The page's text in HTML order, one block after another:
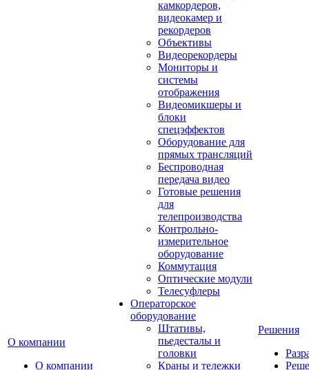
О компании
О компании
камкордеров,
видеокамер и
рекордеров
Объективы
Видеорекордеры
Мониторы и
системы
отображения
Видеомикшеры и
блоки
спецэффектов
Оборудование для
прямых трансляций
Беспроводная
передача видео
Готовые решения
для
телепроизводства
Контрольно-
измерительное
оборудование
Коммутация
Оптические модули
Телесуфлеры
Операторское
оборудование
Штативы,
пьедесталы и
головки
Краны и тележки
Решения